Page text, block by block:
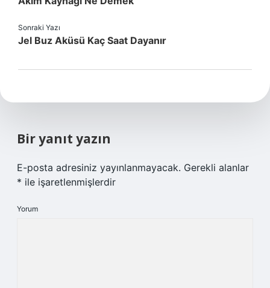
Sonraki Yazı
Jel Buz Aküsü Kaç Saat Dayanır
Bir yanıt yazın
E-posta adresiniz yayınlanmayacak. Gerekli alanlar
* ile işaretlenmişlerdir
Yorum